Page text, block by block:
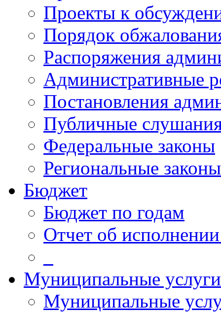
Проекты к
Порядок
Распоряжения
Административные
Постановления
Публичные
Федеральные законы
Региональные законы
Бюджет
Бюджет по годам
Отчет об
Муниципальные услуги
Муниципальные